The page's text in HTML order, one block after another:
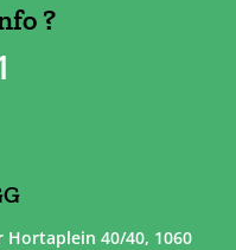
?
40/40, 1060